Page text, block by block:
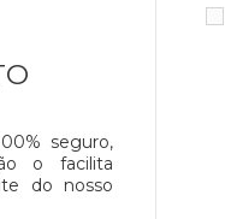
seguro,
o facilita
do nosso